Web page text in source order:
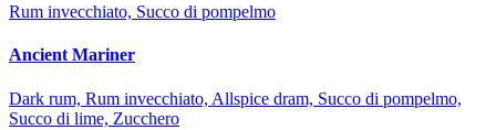
Rum invecchiato, Succo di pompelmo
Ancient Mariner
Dark rum, Rum invecchiato, Allspice dram, Succo di pompelmo,
Succo di lime, Zucchero